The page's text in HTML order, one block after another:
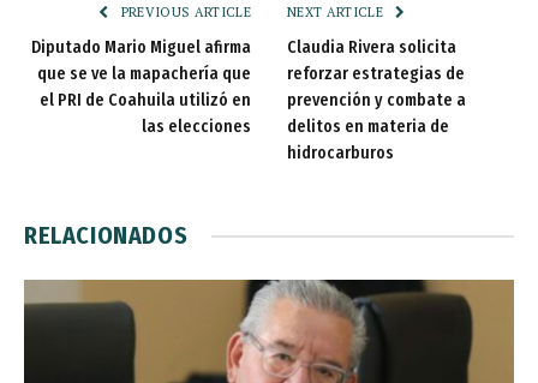
PREVIOUS ARTICLE
Diputado Mario Miguel afirma
que se ve la mapachería que
el PRI de Coahuila utilizó en
las elecciones
NEXT ARTICLE
Claudia Rivera solicita
reforzar estrategias de
prevención y combate a
delitos en materia de
hidrocarburos
RELACIONADOS